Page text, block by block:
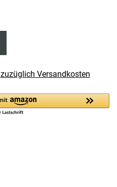
zuzüglich Versandkosten